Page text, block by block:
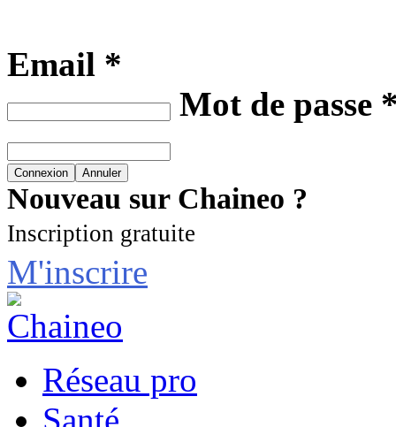
Email *
Mot de passe
Nouveau sur Chaineo ?
Inscription gratuite
M'inscrire
Réseau pro